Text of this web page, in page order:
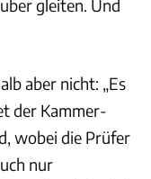
gleiten. Und
aber nicht: „Es
der Kammer-
wobei die Prüfer
nur